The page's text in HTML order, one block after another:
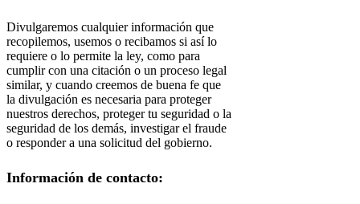
Divulgaremos cualquier información que
recopilemos, usemos o recibamos si así lo
requiere o lo permite la ley, como para
cumplir con una citación o un proceso legal
similar, y cuando creemos de buena fe que
la divulgación es necesaria para proteger
nuestros derechos, proteger tu seguridad o la
seguridad de los demás, investigar el fraude
o responder a una solicitud del gobierno.
Información de contacto: